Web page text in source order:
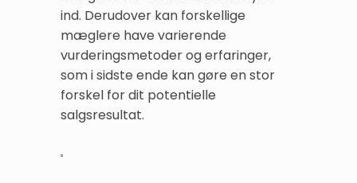
ind. Derudover kan forskellige
mæglere have varierende
vurderingsmetoder og erfaringer,
som i sidste ende kan gøre en stor
forskel for dit potentielle
salgsresultat.